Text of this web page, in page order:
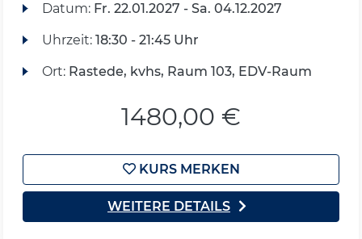
Datum: Fr. 22.01.2027 - Sa. 04.12.2027
Uhrzeit: 18:30 - 21:45 Uhr
Ort: Rastede, kvhs, Raum 103, EDV-Raum
1480,00 €
KURS MERKEN
WEITERE DETAILS